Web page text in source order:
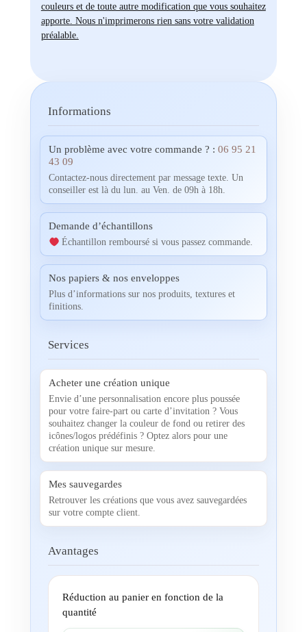
couleurs et de toute autre modification que vous souhaitez
apporte. Nous n'imprimerons rien sans votre validation
préalable.
Informations
Un problème avec votre commande ? : 06 95 21
43 09
Contactez-nous directement par message texte. Un
conseiller est là du lun. au Ven. de 09h à 18h.
Demande d’échantillons
Échantillon remboursé si vous passez commande.
Nos papiers & nos enveloppes
Plus d’informations sur nos produits, textures et
finitions.
Services
Acheter une création unique
Envie d’une personnalisation encore plus poussée
pour votre faire-part ou carte d’invitation ? Vous
souhaitez changer la couleur de fond ou retirer des
icônes/logos prédéfinis ? Optez alors pour une
création unique sur mesure.
Mes sauvegardes
Retrouver les créations que vous avez sauvegardées
sur votre compte client.
Avantages
Réduction au panier en fonction de la
quantité